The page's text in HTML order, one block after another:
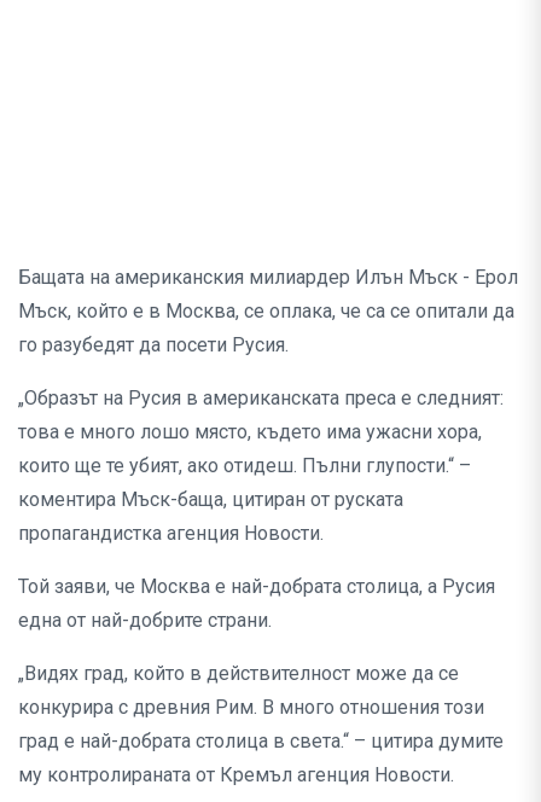
Бащата на американския милиардер Илън Мъск - Ерол
Мъск, който е в Москва, се оплака, че са се опитали да
го разубедят да посети Русия.
„Образът на Русия в американската преса е следният:
това е много лошо място, където има ужасни хора,
които ще те убият, ако отидеш. Пълни глупости.“ –
коментира Мъск-баща, цитиран от руската
пропагандистка агенция Новости.
Той заяви, че Москва е най-добрата столица, а Русия
една от най-добрите страни.
„Видях град, който в действителност може да се
конкурира с древния Рим. В много отношения този
град е най-добрата столица в света.“ – цитира думите
му контролираната от Кремъл агенция Новости.